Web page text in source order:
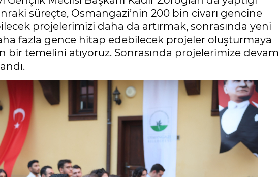
süreçte, Osmangazi’nin 200 bin civarı gencine
projelerimizi daha da artırmak, sonrasında yeni
fazla gence hitap edebilecek projeler oluşturmaya
bir temelini atıyoruz. Sonrasında projelerimize devam